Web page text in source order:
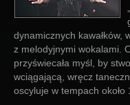
Forum
Więcej
Login
dynamicznych kawałków,
z melodyjnymi wokalami.
przyświecała myśl, by
wciągającą, wręcz
oscyluje w tempach około